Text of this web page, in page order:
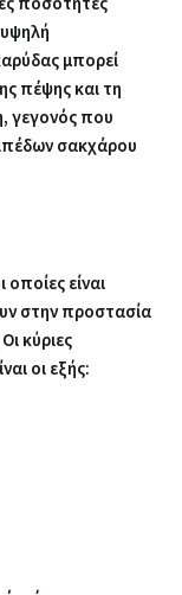
μπορεί
πέψης και τη
γεγονός που
σακχάρου
οποίες είναι
στην προστασία
κύριες
οι εξής: